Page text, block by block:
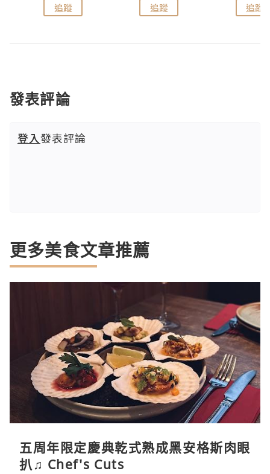
追蹤 追蹤 追蹤
發表評論
登入發表評論
更多美食文章推薦
五周年限定慶典乾式熟成黑安格斯肉眼
扒♫ Chef's Cuts